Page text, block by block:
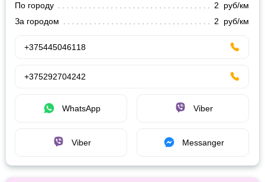
По городу
2 руб/км
За городом
2 руб/км
+375445046118
+375292704242
WhatsApp Viber
Viber Messanger